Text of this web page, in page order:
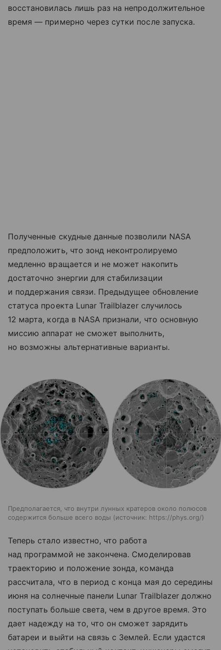
восстановилась лишь раз на непродолжительное
время — примерно через сутки после запуска.
Полученные скудные данные позволили NASA
предположить, что зонд неконтролируемо
медленно вращается и не может накопить
достаточно энергии для стабилизации
и поддержания связи. Предыдущее обновление
статуса проекта Lunar Trailblazer случилось
12 марта, когда в NASA признали, что основную
миссию аппарат не сможет выполнить,
но возможны альтернативные варианты.
Предполагается, что внутри лунных кратеров около полюсов
содержится больше всего воды
источник: https://phys.org/
Теперь стало известно, что работа
над программой не закончена. Смоделировав
траекторию и положение зонда, команда
рассчитала, что в период с конца мая до середины
июня на солнечные панели Lunar Trailblazer должно
поступать больше света, чем в другое время. Это
дает надежду на то, что он сможет зарядить
батареи и выйти на связь с Землей. Если удастся